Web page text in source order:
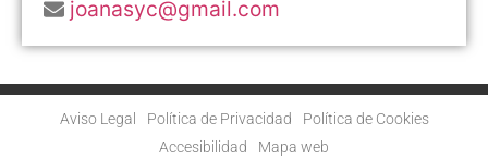
joanasyc@gmail.com
Aviso Legal Política de Privacidad
Política de Cookies
Accesibilidad
Mapa web